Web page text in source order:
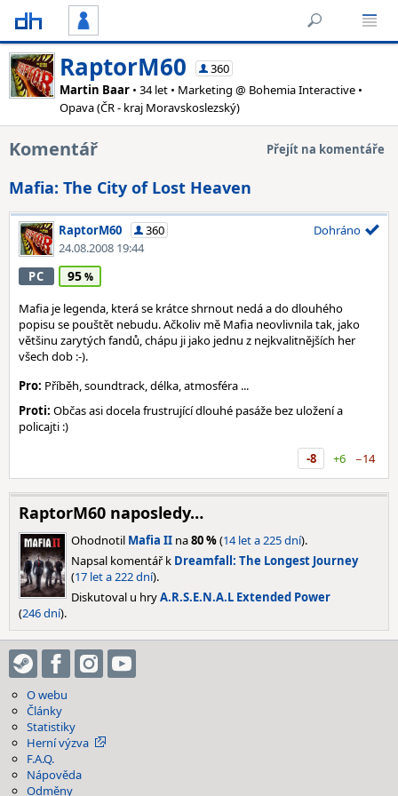
RaptorM60
360
Martin Baar • 34 let • Marketing @ Bohemia Interactive •
Opava (ČR - kraj Moravskoslezský)
Komentář Přejít na komentáře
Mafia: The City of Lost Heaven
RaptorM60
360
24.08.2008 19:44
Dohráno
PC 95
Mafia je legenda, která se krátce shrnout nedá a do dlouhého
popisu se pouštět nebudu. Ačkoliv mě Mafia neovlivnila tak, jako
většinu zarytých fandů, chápu ji jako jednu z nejkvalitnějších her
všech dob :-).
Pro: Příběh, soundtrack, délka, atmosféra ...
Proti: Občas asi docela frustrující dlouhé pasáže bez uložení a
policajti :)
-8
+6 −14
RaptorM60 naposledy…
Ohodnotil Mafia II na80 %(14 let a 225 dní).
Napsal komentář k Dreamfall: The Longest Journey
(17 let a 222 dní).
Diskutoval u hryA.R.S.E.N.A.L Extended Power
(246 dní).
O webu
Články
Statistiky
Herní výzva
F.A.Q.
Nápověda
Odměny